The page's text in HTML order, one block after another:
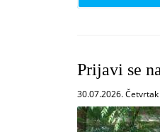
Prijavi se
30.07.2026. Četvrtak